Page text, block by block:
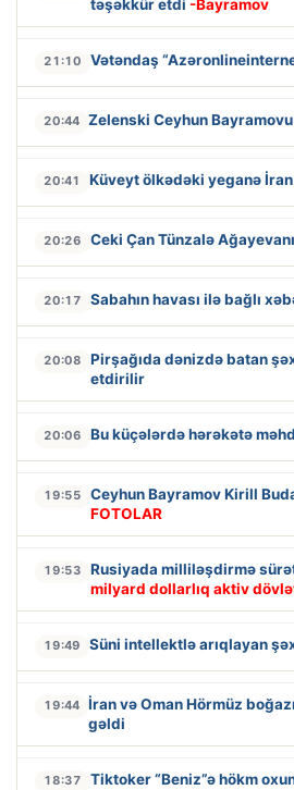
təşəkkür etdi -Bayramov
21:10 Vətəndaş
20:44 Zelenski Ceyhun
20:41 Küveyt ölkədəki yeganə
20:26 Ceki Çan Tünzalə
20:17 Sabahın havası ilə bağlı
20:08
Pirşağıda dənizdə batan
etdirilir
20:06 Bu küçələrdə hərəkətə
19:55 Ceyhun Bayramov Kirill
FOTOLAR
19:53 Rusiyada milliləşdirmə
milyard dollarlıq aktiv
19:49 Süni intellektlə arıqlayan
19:44 İran və Oman Hörmüz
gəldi
18:37 Tiktoker “Beniz”ə hökm